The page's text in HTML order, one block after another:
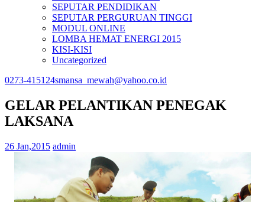
SEPUTAR PENDIDIKAN
SEPUTAR PERGURUAN TINGGI
MODUL ONLINE
LOMBA HEMAT ENERGI 2015
KISI-KISI
Uncategorized
0273-415124smansa_mewah@yahoo.co.id
GELAR PELANTIKAN PENEGAK
LAKSANA
26 Jan,2015 admin